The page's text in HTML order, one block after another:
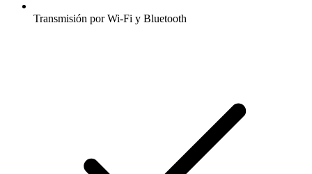
Transmisión por Wi-Fi y Bluetooth